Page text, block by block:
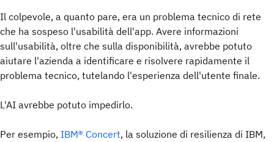
Il colpevole, a quanto pare, era un problema tecnico di rete
che ha sospeso l'usabilità dell'app. Avere informazioni
sull'usabilità, oltre che sulla disponibilità, avrebbe potuto
aiutare l'azienda a identificare e risolvere rapidamente il
problema tecnico, tutelando l'esperienza dell'utente finale.
L'AI avrebbe potuto impedirlo.
Per esempio, IBM® Concert, la soluzione di resilienza di IBM,